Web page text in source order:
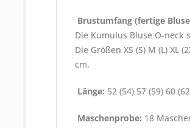
Brustumfang (fertige
Die Kumulus Bluse O-neck
Die Größen XS (S) M (L) XL
cm.
Länge: 52 (54) 57 (59) 60
Maschenprobe: 18